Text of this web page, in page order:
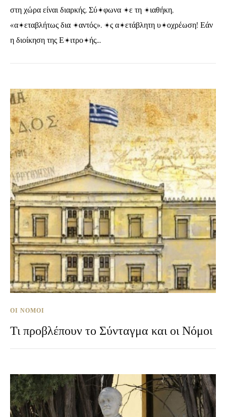
στη χώρα είναι διαρκής. Σύμφωνα με τη Διαθήκη,
«αμεταβλήτως δια παντός». Ως αμετάβλητη υποχρέωση! Εάν
η διοίκηση της Επιτροπής...
ΟΙ ΝΌΜΟΙ
Τι προβλέπουν το Σύνταγμα και οι Νόμοι